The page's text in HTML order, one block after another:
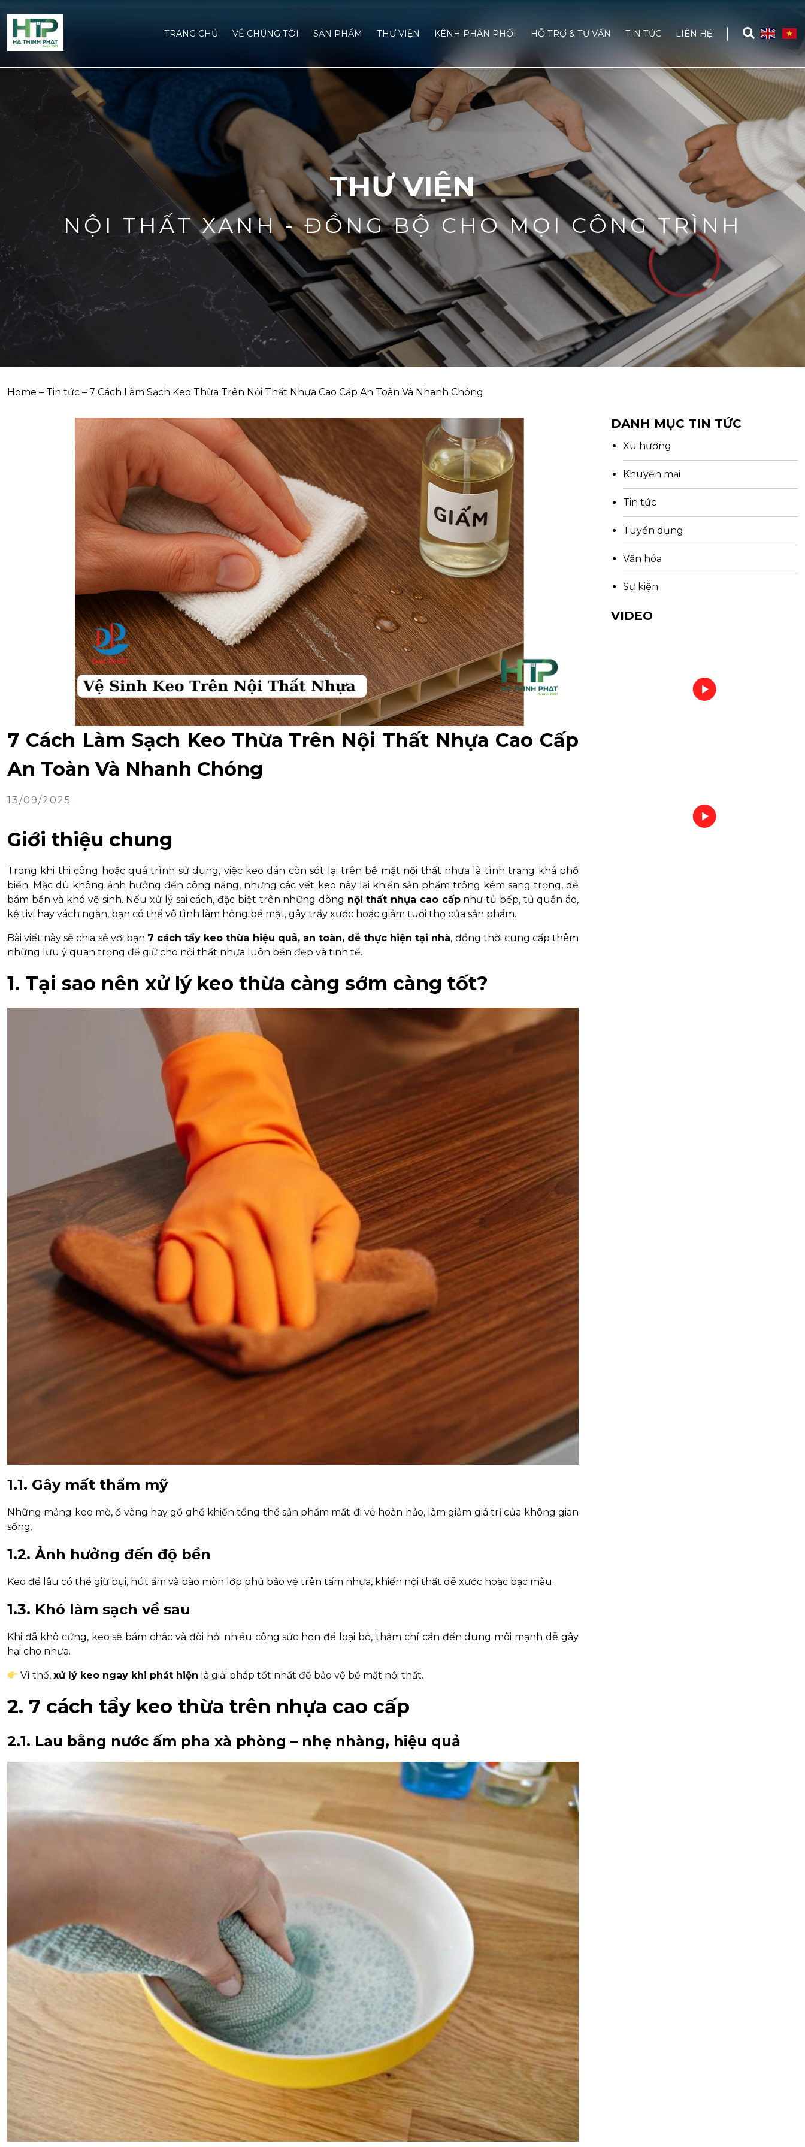
TRANG CHỦ VỀ CHÚNG TÔI SẢN PHẨM THƯ VIỆN KÊNH PHÂN PHỐI HỖ TRỢ & TƯ VẤN TIN TỨC LIÊN HỆ
THƯ VIỆN
NỘI THẤT XANH - ĐỒNG BỘ CHO MỌI CÔNG TRÌNH
Home – Tin tức – 7 Cách Làm Sạch Keo Thừa Trên Nội Thất Nhựa Cao Cấp An Toàn Và Nhanh Chóng
7 Cách Làm Sạch Keo Thừa Trên Nội Thất Nhựa Cao Cấp
An Toàn Và Nhanh Chóng
13/09/2025
Giới thiệu chung
Trong khi thi công hoặc quá trình sử dụng, việc keo dán còn sót lại trên bề mặt nội thất nhựa là tình trạng khá phổ
biến. Mặc dù không ảnh hưởng đến công năng, nhưng các vết keo này lại khiến sản phẩm trông kém sang trọng, dễ
bám bẩn và khó vệ sinh. Nếu xử lý sai cách, đặc biệt trên những dòng nội thất nhựa cao cấpnhư tủ bếp, tủ quần áo,
kệ tivi hay vách ngăn, bạn có thể vô tình làm hỏng bề mặt, gây trầy xước hoặc giảm tuổi thọ của sản phẩm.
Bài viết này sẽ chia sẻ với bạn 7 cách tẩy keo thừa hiệu quả, an toàn, dễ thực hiện tại nhà, đồng thời cung cấp thêm
những lưu ý quan trọng để giữ cho nội thất nhựa luôn bền đẹp và tinh tế.
1. Tại sao nên xử lý keo thừa càng sớm càng tốt?
1.1. Gây mất thẩm mỹ
Những mảng keo mờ, ố vàng hay gồ ghề khiến tổng thể sản phẩm mất đi vẻ hoàn hảo, làm giảm giá trị của không gian
sống.
1.2. Ảnh hưởng đến độ bền
Keo để lâu có thể giữ bụi, hút ẩm và bào mòn lớp phủ bảo vệ trên tấm nhựa, khiến nội thất dễ xước hoặc bạc màu.
1.3. Khó làm sạch về sau
Khi đã khô cứng, keo sẽ bám chắc và đòi hỏi nhiều công sức hơn để loại bỏ, thậm chí cần đến dung môi mạnh dễ gây
hại cho nhựa.
Vì thế,xử lý keo ngay khi phát hiện là giải pháp tốt nhất để bảo vệ bề mặt nội thất.
2. 7 cách tẩy keo thừa trên nhựa cao cấp
2.1. Lau bằng nước ấm pha xà phòng – nhẹ nhàng, hiệu quả
DANH MỤC TIN TỨC
Xu hướng
Khuyến mại
Tin tức
Tuyển dụng
Văn hóa
Sự kiện
VIDEO